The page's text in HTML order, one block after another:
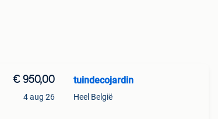
€ 950,00
4 aug 26
tuindecojardin
Heel België